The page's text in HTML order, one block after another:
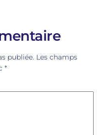
publiée. Les champs
*